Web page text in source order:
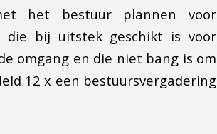
het bestuur plannen voor
die bij uitstek geschikt is voor
omgang en die niet bang is om
12 x een bestuursvergadering